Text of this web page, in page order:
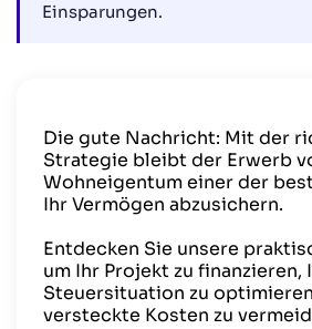
Einsparungen.
Die gute Nachricht: Mit der
Strategie bleibt der Erwerb
Wohneigentum einer der
Ihr Vermögen abzusichern.
Entdecken Sie unsere
um Ihr Projekt zu finanzieren,
Steuersituation zu
versteckte Kosten zu